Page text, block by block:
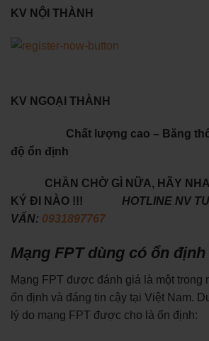
KV NỘI THÀNH
KV NGOẠI THÀNH
Chất lượng cao – Băng
độ ổn định
CHẦN CHỜ GÌ NỮA, HÃY
KÝ ĐI NÀO !!!
HOTLINE NV
VẤN: 0931897767
Mạng FPT dùng có ổn
Mạng FPT được đánh giá là một trong
ổn định và đáng tin cậy tại Việt Nam.
lý do mạng FPT được cho là ổn định: